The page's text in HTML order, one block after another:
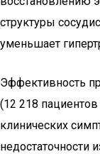
структуры
уменьшает
Эффективность
(12 218
клинических
недостаточности